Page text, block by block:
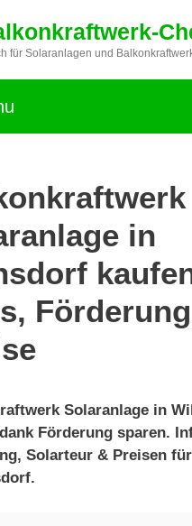
für Solaranlagen und
in
Solaranlage in
Förderung sparen.
Solarteur & Preisen